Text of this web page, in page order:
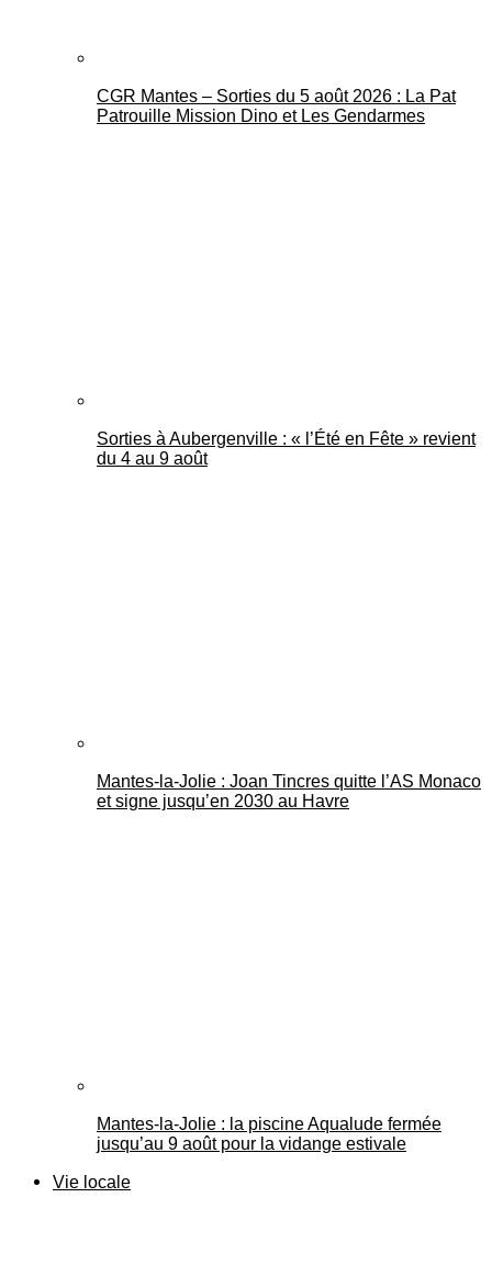
CGR Mantes – Sorties du 5 août 2026 : La Pat
Patrouille Mission Dino et Les Gendarmes
Sorties à Aubergenville : « l’Été en Fête » revient
du 4 au 9 août
Mantes-la-Jolie : Joan Tincres quitte l’AS Monaco
et signe jusqu’en 2030 au Havre
Mantes-la-Jolie : la piscine Aqualude fermée
jusqu’au 9 août pour la vidange estivale
Vie locale